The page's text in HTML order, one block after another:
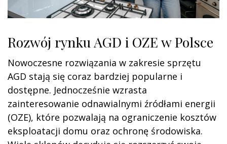
Rozwój rynku AGD i OZE w Polsce
Nowoczesne rozwiązania w zakresie sprzętu
AGD stają się coraz bardziej popularne i
dostępne. Jednocześnie wzrasta
zainteresowanie odnawialnymi źródłami energii
(OZE), które pozwalają na ograniczenie kosztów
eksploatacji domu oraz ochronę środowiska.